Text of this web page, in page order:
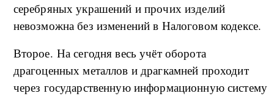
серебряных украшений и прочих изделий
невозможна без изменений в Налоговом кодексе.
Второе. На сегодня весь учёт оборота
драгоценных металлов и драгкамней проходит
через государственную информационную систему